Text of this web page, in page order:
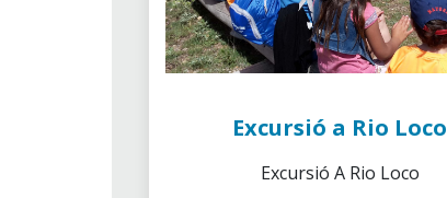
Excursió a Rio Loco
Excursió A Rio Loco